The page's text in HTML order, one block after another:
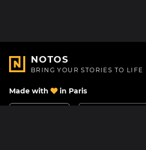
NOTOS
BRING YOUR STORIES TO LIFE
Made with in Paris